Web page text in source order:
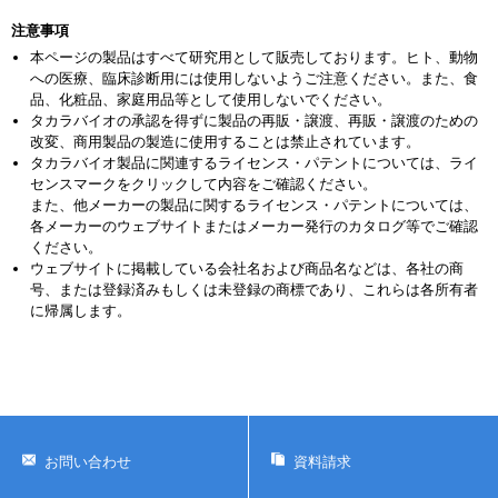
注意事項
本ページの製品はすべて研究用として販売しております。ヒト、動物
への医療、臨床診断用には使用しないようご注意ください。また、食
品、化粧品、家庭用品等として使用しないでください。
タカラバイオの承認を得ずに製品の再販・譲渡、再販・譲渡のための
改変、商用製品の製造に使用することは禁止されています。
タカラバイオ製品に関連するライセンス・パテントについては、ライ
センスマークをクリックして内容をご確認ください。
また、他メーカーの製品に関するライセンス・パテントについては、
各メーカーのウェブサイトまたはメーカー発行のカタログ等でご確認
ください。
ウェブサイトに掲載している会社名および商品名などは、各社の商
号、または登録済みもしくは未登録の商標であり、これらは各所有者